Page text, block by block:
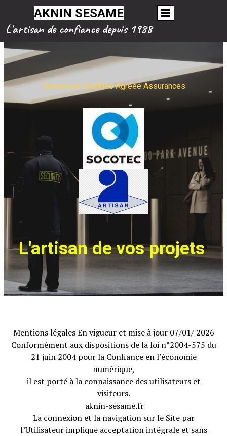
AKNIN SESAME
L'artisan de confiance depuis 1988
Entreprise Qualifiée Agréée Assurances
L'artisan de vos projets
Mentions légales En vigueur et mise à jour 07/01/ 2026
Conformément aux dispositions de la loi n°2004-575 du
21 juin 2004 pour la Confiance en l’économie
numérique,
il est porté à la connaissance des utilisateurs et
visiteurs.
aknin-sesame.fr
La connexion et la navigation sur le Site par
l’Utilisateur implique acceptation intégrale et sans